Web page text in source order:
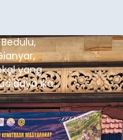
yang
ikan